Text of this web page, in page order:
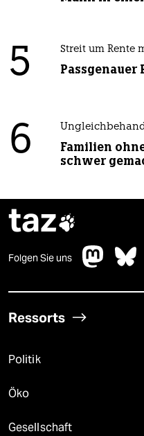
5 Streit um Rente
Passgenauer
6
Familien
schwer
taz
Folgen Sie uns
Ressorts
Politik
Öko
Gesellschaft